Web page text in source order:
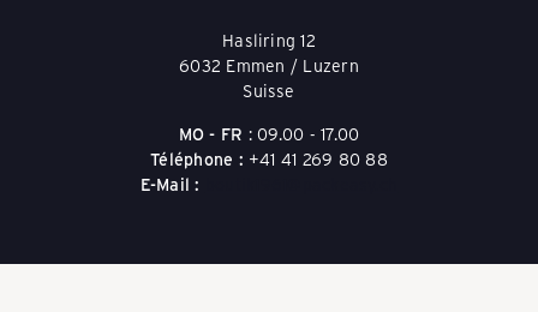
T
Hasliring 12
6032 Emmen / Luzern
Suisse
MO - FR : 09.00 - 17.00
Téléphone : +41 41 269 80 88
E-Mail :